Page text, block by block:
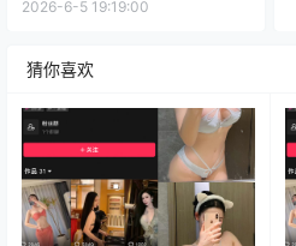
2026-6-5 19:19:00
猜你喜欢